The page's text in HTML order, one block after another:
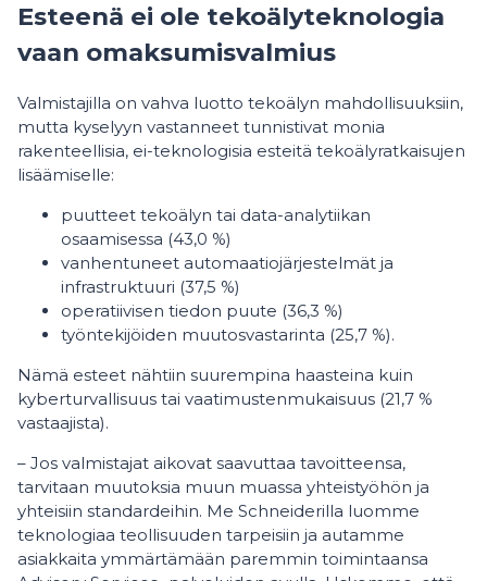
Esteenä ei ole tekoälyteknologia
vaan omaksumisvalmius
Valmistajilla on vahva luotto tekoälyn mahdollisuuksiin,
mutta kyselyyn vastanneet tunnistivat monia
rakenteellisia, ei-teknologisia esteitä tekoälyratkaisujen
lisäämiselle:
puutteet tekoälyn tai data-analytiikan
osaamisessa (43,0 %)
vanhentuneet automaatiojärjestelmät ja
infrastruktuuri (37,5 %)
operatiivisen tiedon puute (36,3 %)
työntekijöiden muutosvastarinta (25,7 %).
Nämä esteet nähtiin suurempina haasteina kuin
kyberturvallisuus tai vaatimustenmukaisuus (21,7 %
vastaajista).
– Jos valmistajat aikovat saavuttaa tavoitteensa,
tarvitaan muutoksia muun muassa yhteistyöhön ja
yhteisiin standardeihin. Me Schneiderilla luomme
teknologiaa teollisuuden tarpeisiin ja autamme
asiakkaita ymmärtämään paremmin toimintaansa